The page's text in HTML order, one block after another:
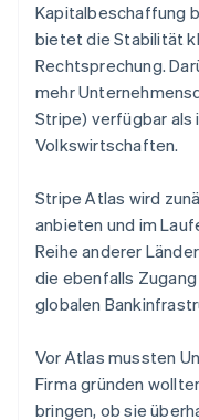
Kapitalbeschaffung
bietet die Stabilität
Rechtsprechung.
mehr
Stripe) verfügbar als
Volkswirtschaften.
Stripe Atlas wird
anbieten und im
Reihe anderer
die ebenfalls
globalen
Vor Atlas mussten
Firma gründen
bringen, ob sie
Australien
English
Belgien
NederlandsFrançais
Brasilien
Português English
Dänemark
English
Deutschland
DeutschEnglish
Estland
English
简体中文English
Finnland
EnglishSvenska